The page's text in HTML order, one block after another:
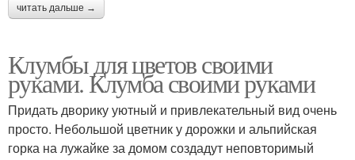
читать дальше →
Клумбы для цветов своими
руками. Клумба своими руками
Придать дворику уютный и привлекательный вид очень
просто. Небольшой цветник у дорожки и альпийская
горка на лужайке за домом создадут неповторимый